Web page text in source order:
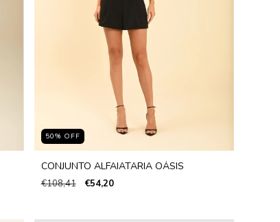
50% OFF
CONJUNTO ALFAIATARIA OÁSIS
€108,41 €54,20